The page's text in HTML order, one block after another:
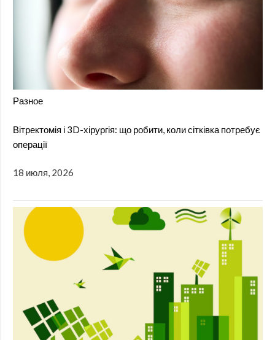
Разное
Вітректомія і 3D-хірургія: що робити, коли сітківка потребує
операції
18 июля, 2026